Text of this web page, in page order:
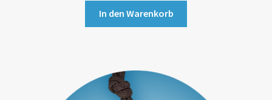
In den Warenkorb